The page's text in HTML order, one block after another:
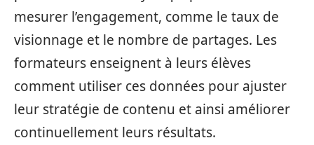
mesurer l’engagement, comme le taux de
visionnage et le nombre de partages. Les
formateurs enseignent à leurs élèves
comment utiliser ces données pour ajuster
leur stratégie de contenu et ainsi améliorer
continuellement leurs résultats.